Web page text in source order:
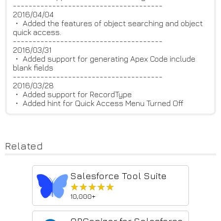
--------------------------------------
2016/04/04
・ Added the features of object searching and object
quick access.
--------------------------------------
2016/03/31
・ Added support for generating Apex Code include
blank fields
--------------------------------------
2016/03/28
・ Added support for RecordType
・ Added hint for Quick Access Menu Turned Off
Related
Salesforce Tool Suite
★★★★★
★★★★★
10,000+